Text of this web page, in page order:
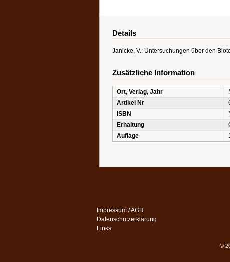
Details
Janicke, V.: Untersuchungen über den
Zusätzliche Information
Ort, Verlag, Jahr
Artikel Nr
ISBN
Erhaltung
Auflage
Impressum / AGB
Datenschutzerklärung
Links
©